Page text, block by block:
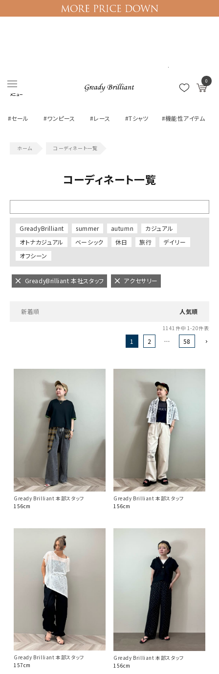
メニュー
0
マイページ
#セール #ワンピース #レース #Tシャツ #機能性アイテム
コーディネート一覧
コーディネート一覧
GreadyBrilliant summer autumn
カジュアル
オトナカジュアル
ベーシック 休日 旅行
デイリー
オフシーン
GreadyBrilliant 本社スタッフ アクセサリー
新着順 人気順
1141 件中 1-20件表示
1 2 … 58
Gready Brilliant 本部スタッフ
156cm
Gready Brilliant 本部スタッフ
156cm
Gready Brilliant 本部スタッフ
157cm
Gready Brilliant 本部スタッフ
156cm